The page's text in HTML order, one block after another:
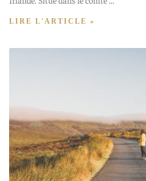
LIRE L'ARTICLE »